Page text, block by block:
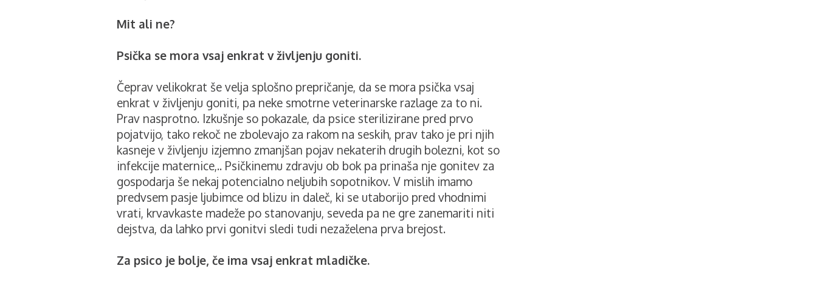
Mit ali ne?
Psička se mora vsaj enkrat v življenju goniti.
Čeprav velikokrat še velja splošno prepričanje, da se mora psička vsaj
enkrat v življenju goniti, pa neke smotrne veterinarske razlage za to ni.
Prav nasprotno. Izkušnje so pokazale, da psice sterilizirane pred prvo
pojatvijo, tako rekoč ne zbolevajo za rakom na seskih, prav tako je pri njih
kasneje v življenju izjemno zmanjšan pojav nekaterih drugih bolezni, kot so
infekcije maternice,.. Psičkinemu zdravju ob bok pa prinaša nje gonitev za
gospodarja še nekaj potencialno neljubih sopotnikov. V mislih imamo
predvsem pasje ljubimce od blizu in daleč, ki se utaborijo pred vhodnimi
vrati, krvavkaste madeže po stanovanju, seveda pa ne gre zanemariti niti
dejstva, da lahko prvi gonitvi sledi tudi nezaželena prva brejost.
Za psico je bolje, če ima vsaj enkrat mladičke.